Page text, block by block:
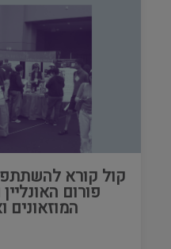
קול קורא
פורום
המוזאונים